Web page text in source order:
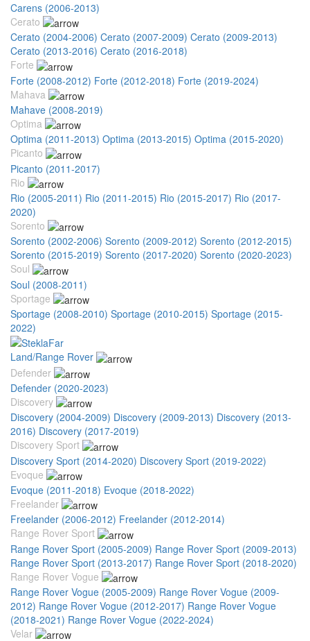
Carens (2006-2013)
Cerato
Cerato (2004-2006) Cerato (2007-2009) Cerato (2009-2013)
Cerato (2013-2016) Cerato (2016-2018)
Forte
Forte (2008-2012) Forte (2012-2018) Forte (2019-2024)
Mahava
Mahave (2008-2019)
Optima
Optima (2011-2013) Optima (2013-2015) Optima (2015-2020)
Picanto
Picanto (2011-2017)
Rio
Rio (2005-2011) Rio (2011-2015) Rio (2015-2017) Rio (2017-
2020)
Sorento
Sorento (2002-2006) Sorento (2009-2012) Sorento (2012-2015)
Sorento (2015-2019) Sorento (2017-2020) Sorento (2020-2023)
Soul
Soul (2008-2011)
Sportage
Sportage (2008-2010) Sportage (2010-2015) Sportage (2015-
2022)
Land/Range Rover
Defender
Defender (2020-2023)
Discovery
Discovery (2004-2009) Discovery (2009-2013) Discovery (2013-
2016) Discovery (2017-2019)
Discovery Sport
Discovery Sport (2014-2020) Discovery Sport (2019-2022)
Evoque
Evoque (2011-2018) Evoque (2018-2022)
Freelander
Freelander (2006-2012) Freelander (2012-2014)
Range Rover Sport
Range Rover Sport (2005-2009) Range Rover Sport (2009-2013)
Range Rover Sport (2013-2017) Range Rover Sport (2018-2020)
Range Rover Vogue
Range Rover Vogue (2005-2009) Range Rover Vogue (2009-
2012) Range Rover Vogue (2012-2017) Range Rover Vogue
(2018-2021) Range Rover Vogue (2022-2024)
Velar